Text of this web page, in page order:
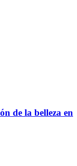
de la belleza en